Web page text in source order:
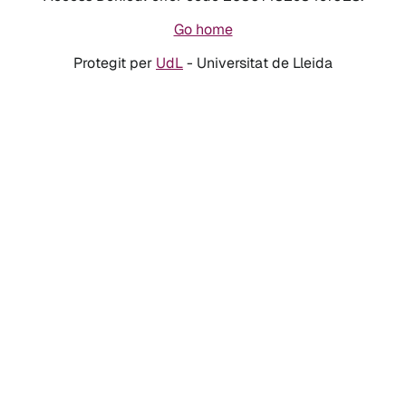
Go home
Protegit per UdL- Universitat de Lleida